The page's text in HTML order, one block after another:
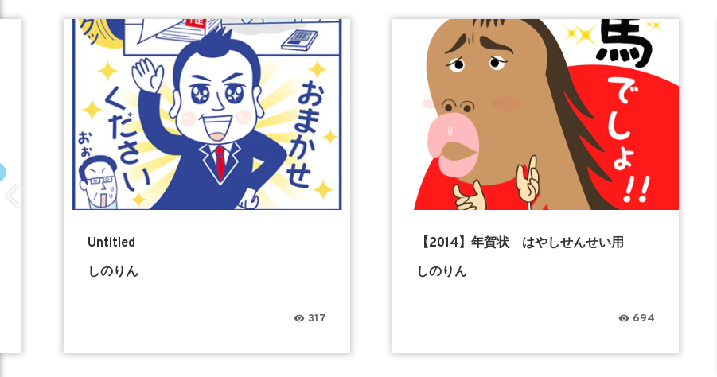
Untitled
しのりん
317
【2014】年賀状 はやしせんせい用
しのりん
694